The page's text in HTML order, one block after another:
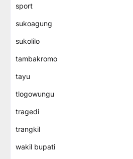
sport
sukoagung
sukolilo
tambakromo
tayu
tlogowungu
tragedi
trangkil
wakil bupati